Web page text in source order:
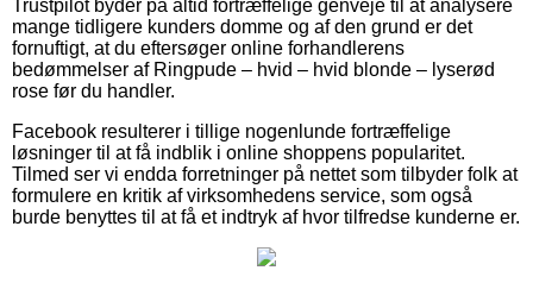
Trustpilot byder på altid fortræffelige genveje til at analysere
mange tidligere kunders domme og af den grund er det
fornuftigt, at du eftersøger online forhandlerens
bedømmelser af Ringpude – hvid – hvid blonde – lyserød
rose før du handler.
Facebook resulterer i tillige nogenlunde fortræffelige
løsninger til at få indblik i online shoppens popularitet.
Tilmed ser vi endda forretninger på nettet som tilbyder folk at
formulere en kritik af virksomhedens service, som også
burde benyttes til at få et indtryk af hvor tilfredse kunderne er.